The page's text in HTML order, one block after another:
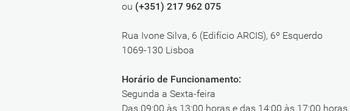
ou (+351) 217 962 075
Rua Ivone Silva, 6 (Edifício ARCIS), 6º Esquerdo
1069-130 Lisboa
Horário de Funcionamento:
Segunda a Sexta-feira
Das 09:00 às 13:00 horas e das 14:00 às 17:00 horas.